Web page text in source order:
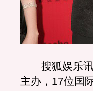
搜狐娱乐讯
主办，17位国